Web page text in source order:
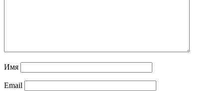
Имя
Email